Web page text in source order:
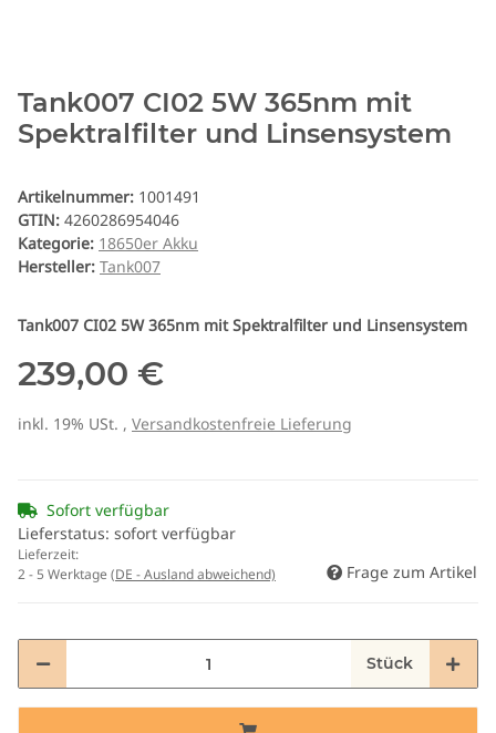
Tank007 CI02 5W 365nm mit
Spektralfilter und Linsensystem
Artikelnummer: 1001491
GTIN: 4260286954046
Kategorie: 18650er Akku
Hersteller: Tank007
Tank007 CI02 5W 365nm mit Spektralfilter und Linsensystem
239,00 €
inkl. 19% USt. , Versandkostenfreie Lieferung
Sofort verfügbar
Lieferstatus: sofort verfügbar
Lieferzeit:
2 - 5 Werktage (DE - Ausland abweichend) Frage zum Artikel
Stück